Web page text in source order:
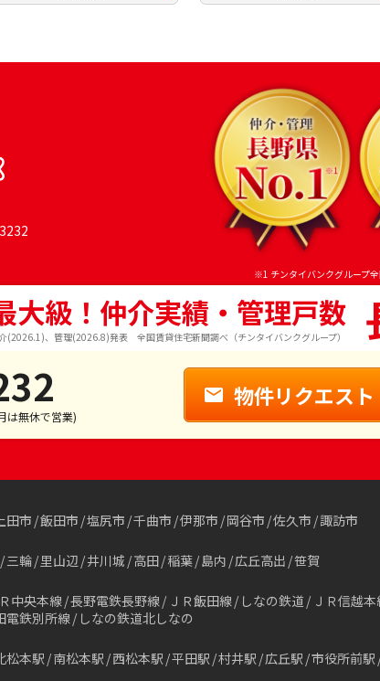
※1 チンタイバンクグループ
大級！仲介実績・管理戸数
(2026.1)、管理(2026.8)発表 全国賃貸住宅新聞調べ（チンタイバンクグループ）
は無休で営業)
物件リクエスト
田市 飯田市 塩尻市 千曲市 伊那市 岡谷市 佐久市 諏訪市
三輪 里山辺 井川城 高田 稲葉 島内 広丘高出 笹賀
中央本線 長野電鉄長野線 ＪＲ飯田線 しなの鉄道 ＪＲ信越本
電鉄別所線 しなの鉄道北しなの
松本駅 南松本駅 西松本駅 平田駅 村井駅 広丘駅 市役所前駅